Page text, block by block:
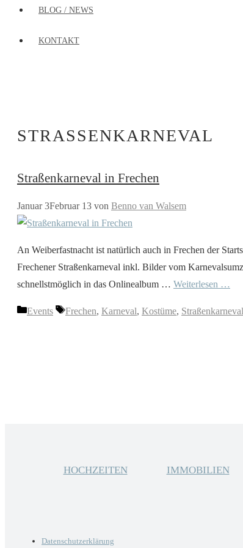
BLOG / NEWS
KONTAKT
STRASSENKARNEVAL
Straßenkarneval in Frechen
Januar 3Februar 13 von Benno van Walsem
An Weiberfastnacht ist natürlich auch in Frechen der
Frechener Straßenkarneval inkl. Bilder vom
schnellstmöglich in das Onlinealbum … Weiterlesen …
Kategorien
Events Schlagwörter
Frechen, Karneval, Kostüme, Straßenkarneval
HOCHZEITEN IMMOBILIEN
Datenschutzerklärung